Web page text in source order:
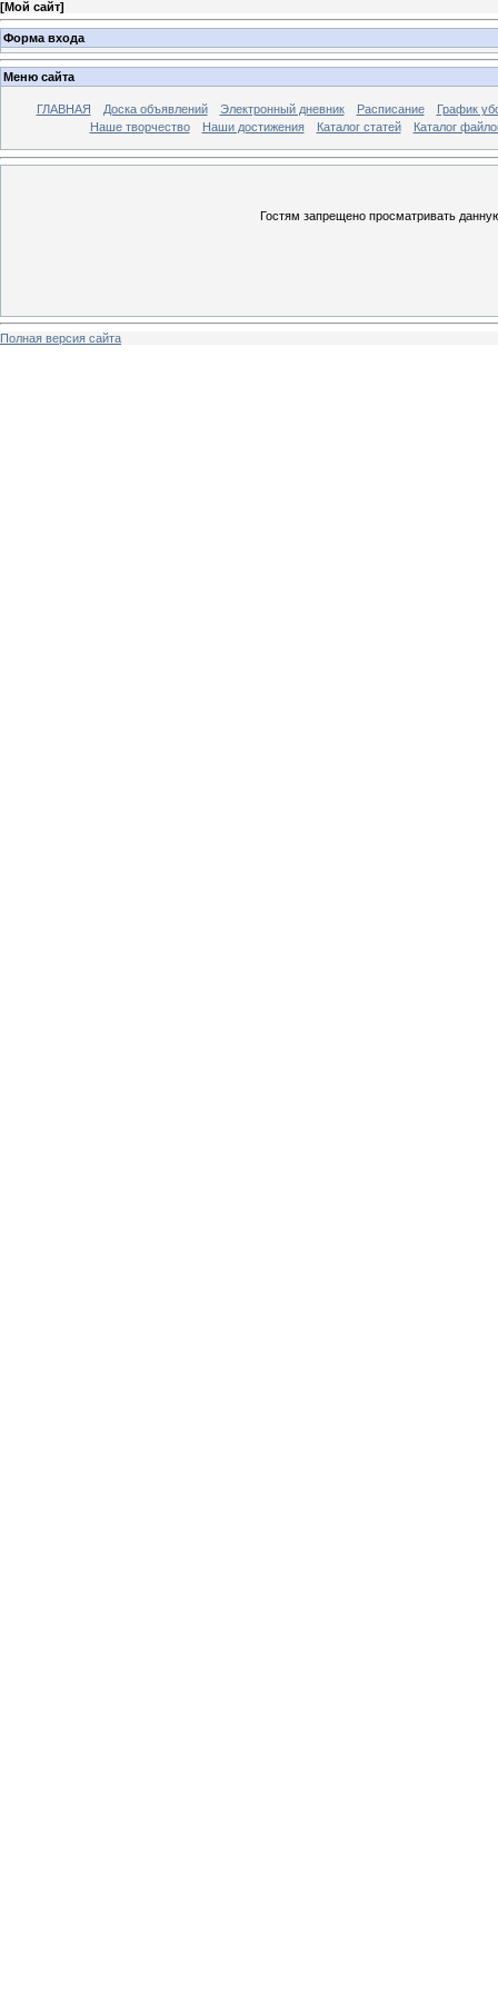
[Мой сайт]
Форма входа
Меню сайта
ГЛАВНАЯ Доска объявлений Электронный дневник Расписание
График
Наше творчество
Наши достижения Каталог статей Каталог
Гостям запрещено просматривать
Полная версия сайта